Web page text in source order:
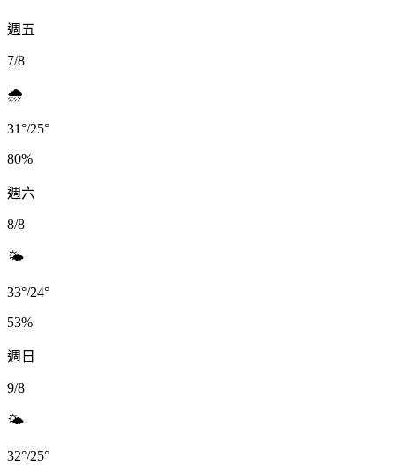
週五
7/8
🌧️
31°/25°
80%
週六
8/8
🌤️
33°/24°
53%
週日
9/8
🌤️
32°/25°